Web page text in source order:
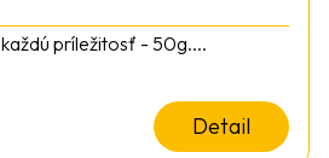
príležitosť - 50g....
Detail